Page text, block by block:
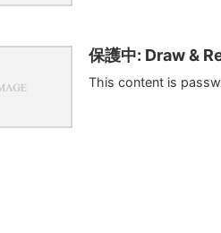
保護中: Draw &
This content is